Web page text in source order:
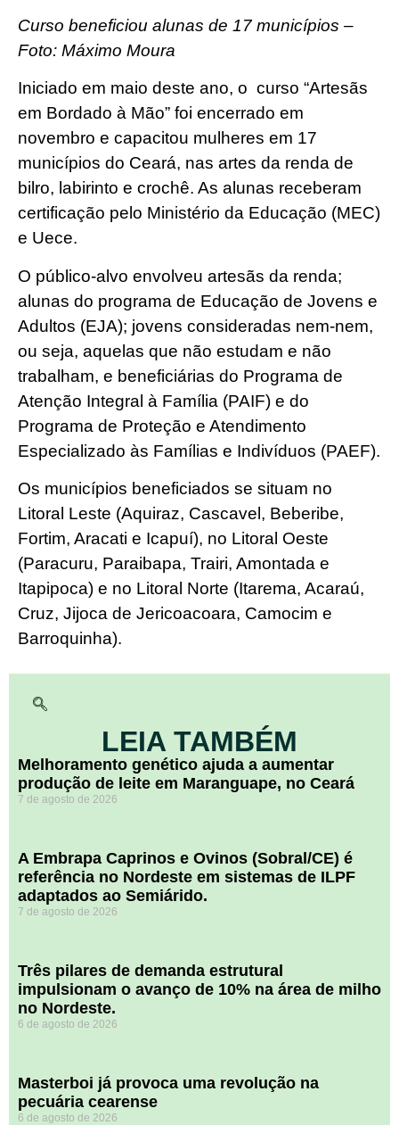
Curso beneficiou alunas de 17 municípios –
Foto: Máximo Moura
Iniciado em maio deste ano, o curso “Artesãs
em Bordado à Mão” foi encerrado em
novembro e capacitou mulheres em 17
municípios do Ceará, nas artes da renda de
bilro, labirinto e crochê. As alunas receberam
certificação pelo Ministério da Educação (MEC)
e Uece.
O público-alvo envolveu artesãs da renda;
alunas do programa de Educação de Jovens e
Adultos (EJA); jovens consideradas nem-nem,
ou seja, aquelas que não estudam e não
trabalham, e beneficiárias do Programa de
Atenção Integral à Família (PAIF) e do
Programa de Proteção e Atendimento
Especializado às Famílias e Indivíduos (PAEF).
Os municípios beneficiados se situam no
Litoral Leste (Aquiraz, Cascavel, Beberibe,
Fortim, Aracati e Icapuí), no Litoral Oeste
(Paracuru, Paraibapa, Trairi, Amontada e
Itapipoca) e no Litoral Norte (Itarema, Acaraú,
Cruz, Jijoca de Jericoacoara, Camocim e
Barroquinha).
LEIA TAMBÉM
Melhoramento genético ajuda a aumentar
produção de leite em Maranguape, no Ceará
7 de agosto de 2026
A Embrapa Caprinos e Ovinos (Sobral/CE) é
referência no Nordeste em sistemas de ILPF
adaptados ao Semiárido.
7 de agosto de 2026
​Três pilares de demanda estrutural
impulsionam o avanço de 10% na área de milho
no Nordeste.
6 de agosto de 2026
Masterboi já provoca uma revolução na
pecuária cearense
6 de agosto de 2026